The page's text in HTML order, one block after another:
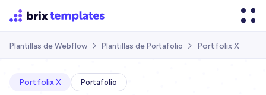
Plantillas de Webflow  Plantillas de Portafolio  Portfolix X
Portfolix X Portafolio